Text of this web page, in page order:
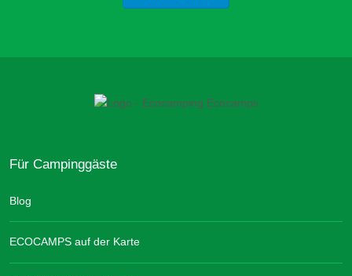
Für Campinggäste
Blog
ECOCAMPS auf der Karte